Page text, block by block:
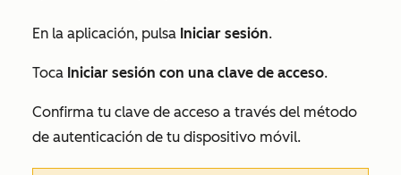
En la aplicación, pulsa Iniciar sesión.
Toca Iniciar sesión con una clave de acceso.
Confirma tu clave de acceso a través del método
de autenticación de tu dispositivo móvil.